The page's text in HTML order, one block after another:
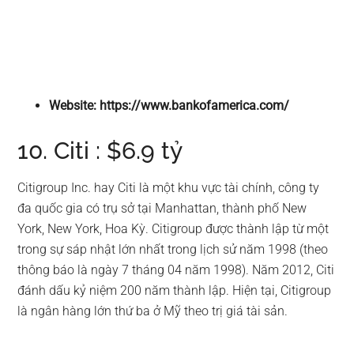
Website: https://www.bankofamerica.com/
10. Citi : $6.9 tỷ
Citigroup Inc. hay Citi là một khu vực tài chính, công ty
đa quốc gia có trụ sở tại Manhattan, thành phố New
York, New York, Hoa Kỳ. Citigroup được thành lập từ một
trong sự sáp nhật lớn nhất trong lịch sử năm 1998 (theo
thông báo là ngày 7 tháng 04 năm 1998). Năm 2012, Citi
đánh dấu kỷ niệm 200 năm thành lập. Hiện tại, Citigroup
là ngân hàng lớn thứ ba ở Mỹ theo trị giá tài sản.